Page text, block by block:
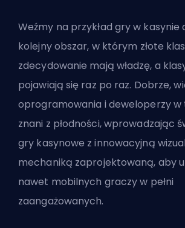
Weźmy na przykład gry w kasynie
kolejny obszar, w którym złote
zdecydowanie mają władzę, a
pojawiają się raz po raz. Dobrze,
oprogramowania i deweloperzy w
znani z płodności, wprowadzając
gry kasynowe z innowacyjną
mechaniką zaprojektowaną, aby
nawet mobilnych graczy w pełni
zaangażowanych.